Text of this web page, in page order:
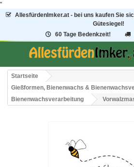
"
AllesfürdenImker.at - bei uns kaufen Sie
Gütesiegel!
60 Tage Bedenkzeit!
Startseite
Gießformen, Bienenwachs &
Bienenwachsverarbeitung